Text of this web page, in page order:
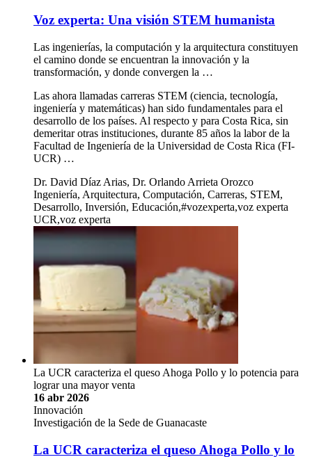
Voz experta: Una visión STEM humanista
Las ingenierías, la computación y la arquitectura constituyen
el camino donde se encuentran la innovación y la
transformación, y donde convergen la …
Las ahora llamadas carreras STEM (ciencia, tecnología,
ingeniería y matemáticas) han sido fundamentales para el
desarrollo de los países. Al respecto y para Costa Rica, sin
demeritar otras instituciones, durante 85 años la labor de la
Facultad de Ingeniería de la Universidad de Costa Rica (FI-
UCR) …
Dr. David Díaz Arias, Dr. Orlando Arrieta Orozco
Ingeniería, Arquitectura, Computación, Carreras, STEM,
Desarrollo, Inversión, Educación,#vozexperta,voz experta
UCR,voz experta
La UCR caracteriza el queso Ahoga Pollo y lo potencia para
lograr una mayor venta
16 abr 2026
Innovación
Investigación de la Sede de Guanacaste
La UCR caracteriza el queso Ahoga Pollo y lo